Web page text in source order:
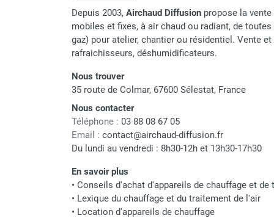
Rideau d'air chaud pour pompe à
chaleur
Rideau d'air pour portes tournantes
Rideau d'air ambiant
Rideau isolant thermique
Parasol chauffant et radiant
infrarouge sur mât
Parasol chauffant à gaz
Parasol chauffant et radiant sur
mât électrique
Chauffe terrasse aux pellets
Chauffage infrarouge fixe mur et
plafond
Chauffage radiant électrique
Depuis 2003, Airchaud Diffusion propose la
mobiles et fixes, à air chaud ou radiant, de
gaz) pour atelier, chantier ou résidentiel. Vente
rafraichisseurs, déshumidificateurs.
Nous trouver
35 route de Colmar, 67600 Sélestat, France
Nous contacter
Téléphone : 03 88 08 67 05
Email : contact@airchaud-diffusion.fr
Du lundi au vendredi : 8h30-12h et 13h30-17h30
En savoir plus
• Conseils d'achat d'appareils de chauffage et de
• Lexique du chauffage et du traitement de l'air
• Location d'appareils de chauffage